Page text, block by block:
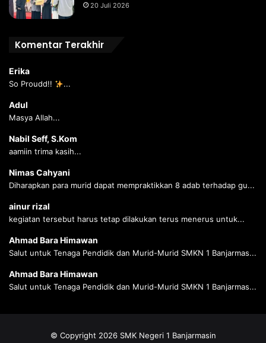
20 Juli 2026
Komentar Terakhir
Erika
So Proudd!! ...
Adul
Masya Allah...
Nabil Seff, S.Kom
aamiin trima kasih...
Nimas Cahyani
Diharapkan para murid dapat mempraktikkan 8 adab terhadap gu...
ainur rizal
kegiatan tersebut harus tetap dilakukan terus menerus untuk...
Ahmad Bara Himawan
Salut untuk Tenaga Pendidik dan Murid-Murid SMKN 1 Banjarmas...
Ahmad Bara Himawan
Salut untuk Tenaga Pendidik dan Murid-Murid SMKN 1 Banjarmas...
© Copyright 2026 SMK Negeri 1 Banjarmasin